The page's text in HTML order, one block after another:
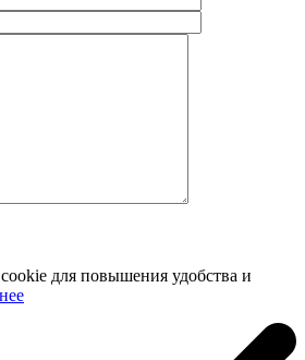
для повышения удобства и